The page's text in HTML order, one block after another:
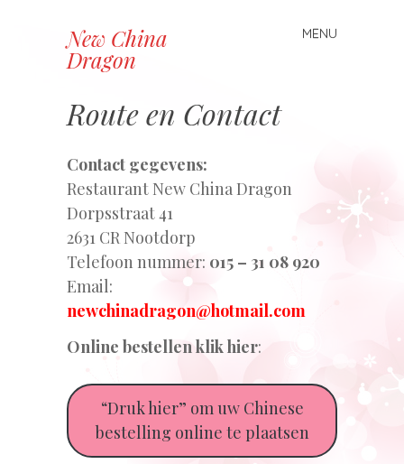
New China
Dragon
MENU
Spring naar inhoud
Route en Contact
Contact gegevens:
Restaurant New China Dragon
Dorpsstraat 41
2631 CR Nootdorp
Telefoon nummer: 015 – 31 08 920
Email:
newchinadragon@hotmail.com
Online bestellen klik hier:
“Druk hier” om uw Chinese
bestelling online te plaatsen